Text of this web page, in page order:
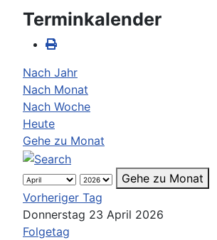
Terminkalender
Nach Jahr
Nach Monat
Nach Woche
Heute
Gehe zu Monat
Gehe zu Monat
Vorheriger Tag
Donnerstag 23 April 2026
Folgetag